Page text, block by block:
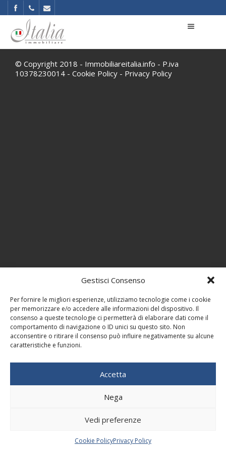
Gestisci Consenso
Per fornire le migliori esperienze, utilizziamo tecnologie come i cookie
per memorizzare e/o accedere alle informazioni del dispositivo. Il
consenso a queste tecnologie ci permetterà di elaborare dati come il
comportamento di navigazione o ID unici su questo sito. Non
acconsentire o ritirare il consenso può influire negativamente su alcune
caratteristiche e funzioni.
Accetta
Nega
Vedi preferenze
Cookie PolicyPrivacy Policy
© Copyright 2018 - Immobiliareitalia.info - P.iva
10378230014 - Cookie Policy - Privacy Policy